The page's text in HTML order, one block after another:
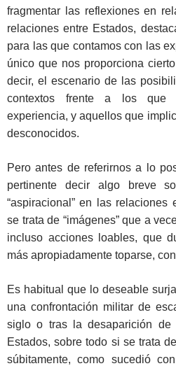
fragmentar las reflexiones en
relaciones entre Estados,
para las que contamos con las
único que nos proporciona
decir, el escenario de las
contextos frente a los que
experiencia, y aquellos que
desconocidos.
Pero antes de referirnos a lo
pertinente decir algo breve
“aspiracional” en las relaciones
se trata de “imágenes” que a
incluso acciones loables, que
más apropiadamente toparse,
Es habitual que lo deseable
una confrontación militar de
siglo o tras la desaparición
Estados, sobre todo si se trata
súbitamente, como sucedió